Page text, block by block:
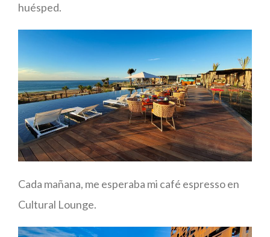
huésped.
Cada mañana, me esperaba mi café espresso en
Cultural Lounge.